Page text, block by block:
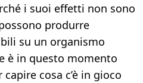
i suoi effetti non sono
produrre
su un organismo
è in questo momento
cosa c’è in gioco